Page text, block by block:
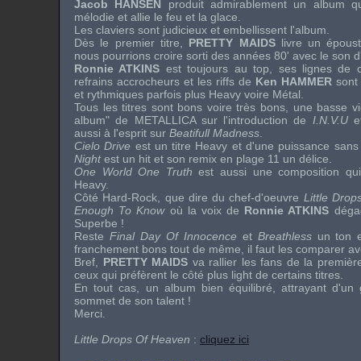
Jacob HANSEN produit admirablement un album
mélodie et allie le feu et la glace.
Les claviers sont judicieux et embellissent l'album.
Dès le premier titre, PRETTY MAIDSlivre un
nous pourrions croire sorti des années 80' avec le son
Ronnie ATKINS est toujours au top, ses lignes de
refrains accrocheurs et les riffs de Ken HAMMER sont
et rythmiques parfois plus Heavy voire Métal.
Tous les titres sont bons voire très bons, une basse
album" de METALLICA sur l'introduction de I.N.V.Uet
aussi à l'esprit sur Beatifull Madness
Cielo Drive est un titre Heavy et d'une puissance
Nightest un hit et son remix en plage 11 un délice.
One World One Truth est aussi une composition
Heavy.
Côté Hard-Rock , que dire du chef-d'oeuvre Little
Enough To Knowoù la voix de Ronnie ATKINS
Superbe !
Reste Final Day Of Innocence et Breathlessun ton
franchement bons tout de même, il faut les comparer
Bref, PRETTY MAIDS va rallier les fans de la
ceux qui préfèrent le côté plus light de certains titres.
En tout cas, un album bien équilibré, attrayant d'un
sommet de son talent !
Merci.
Little Drops Of Heaven : cliquez ici